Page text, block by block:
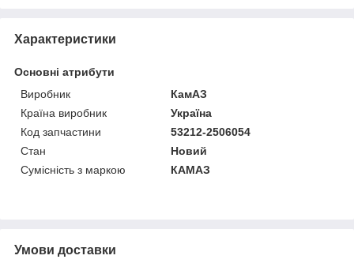
Характеристики
Основні атрибути
Виробник
КамАЗ
Країна виробник
Україна
Код запчастини
53212-2506054
Стан
Новий
Сумісність з маркою
КАМАЗ
Умови доставки